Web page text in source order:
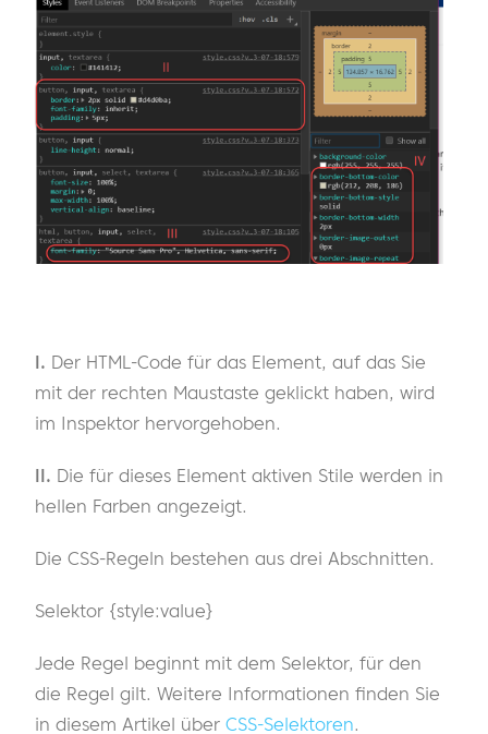
I. Der HTML-Code für das Element, auf das Sie
mit der rechten Maustaste geklickt haben, wird
im Inspektor hervorgehoben.
II. Die für dieses Element aktiven Stile werden in
hellen Farben angezeigt.
Die CSS-Regeln bestehen aus drei Abschnitten.
Selektor {style:value}
Jede Regel beginnt mit dem Selektor, für den
die Regel gilt. Weitere Informationen finden Sie
in diesem Artikel über CSS-Selektoren.